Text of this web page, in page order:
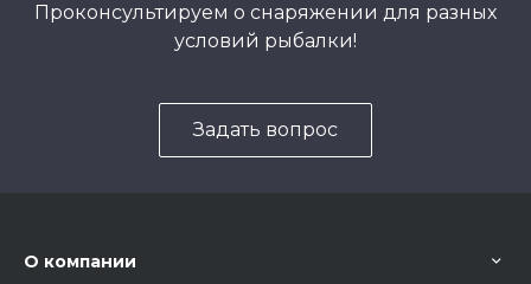
Проконсультируем о снаряжении для разных
условий рыбалки!
Задать вопрос
О компании